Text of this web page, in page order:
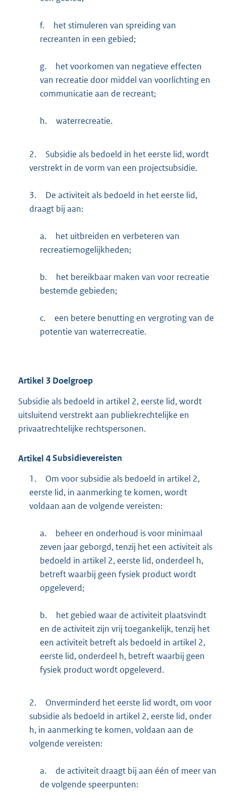
f.
het stimuleren van spreiding van
recreanten in een gebied;
g.
het voorkomen van negatieve effecten
van recreatie door middel van voorlichting en
communicatie aan de recreant;
h. waterrecreatie.
2.
Subsidie als bedoeld in het eerste lid, wordt
verstrekt in de vorm van een projectsubsidie.
3.
De activiteit als bedoeld in het eerste lid,
draagt bij aan:
a.
het uitbreiden en verbeteren van
recreatiemogelijkheden;
b.
het bereikbaar maken van voor recreatie
bestemde gebieden;
c.
een betere benutting en vergroting van de
potentie van waterrecreatie.
Artikel 3 Doelgroep
Subsidie als bedoeld in artikel 2, eerste lid, wordt
uitsluitend verstrekt aan publiekrechtelijke en
privaatrechtelijke rechtspersonen.
Artikel 4Subsidievereisten
1.
Om voor subsidie als bedoeld in artikel 2,
eerste lid, in aanmerking te komen, wordt
voldaan aan de volgende vereisten:
a.
beheer en onderhoud is voor minimaal
zeven jaar geborgd, tenzij het een activiteit als
bedoeld in artikel 2, eerste lid, onderdeel h,
betreft waarbij geen fysiek product wordt
opgeleverd;
b.
het gebied waar de activiteit plaatsvindt
en de activiteit zijn vrij toegankelijk, tenzij het
een activiteit betreft als bedoeld in artikel 2,
eerste lid, onderdeel h, betreft waarbij geen
fysiek product wordt opgeleverd.
2.
Onverminderd het eerste lid wordt, om voor
subsidie als bedoeld in artikel 2, eerste lid, onder
h, in aanmerking te komen, voldaan aan de
volgende vereisten:
a.
de activiteit draagt bij aan één of meer van
de volgende speerpunten: